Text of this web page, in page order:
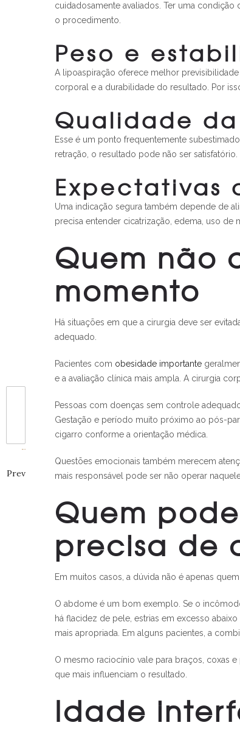
Prev
cuidadosamente avaliados. Ter uma
o procedimento.
Peso e
A lipoaspiração oferece melhor
corporal e a durabilidade do resultado. Por
Qualidade
Esse é um ponto frequentemente
retração, o resultado pode não ser
Expectativas
Uma indicação segura também depende de
precisa entender cicatrização, edema, uso
Quem não
momento
Há situações em que a cirurgia deve ser
adequado.
Pacientes com obesidade importante
e a avaliação clínica mais ampla. A cirurgia
Pessoas com doenças sem controle
Gestação e período muito próximo ao pós-
cigarro conforme a orientação médica.
Questões emocionais também merecem
mais responsável pode ser não operar
Quem
precisa de
Em muitos casos, a dúvida não é apenas
O abdome é um bom exemplo. Se o
há flacidez de pele, estrias em excesso
mais apropriada. Em alguns pacientes, a
O mesmo raciocínio vale para braços, coxas
que mais influenciam o resultado.
Idade